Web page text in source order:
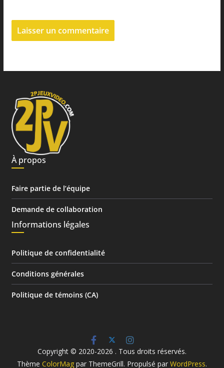
À propos
Faire partie de l’équipe
Demande de collaboration
Informations légales
Politique de confidentialité
Conditions générales
Politique de témoins (CA)
Copyright © 2020-2026 . Tous droits réservés.
Thème ColorMagpar ThemeGrill. Propulsé par WordPress.